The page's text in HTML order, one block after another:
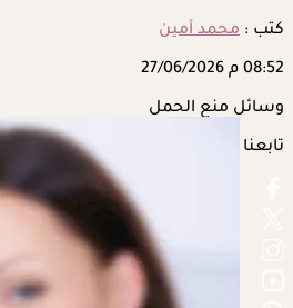
كتب : محمد أمين
08:52 م 27/06/2026
وسائل منع الحمل
تابعنا على